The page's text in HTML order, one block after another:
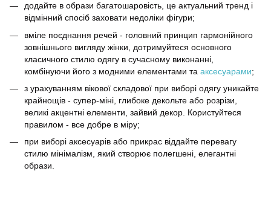
додайте в образи багатошаровість, це актуальний тренд і
відмінний спосіб заховати недоліки фігури;
вміле поєднання речей - головний принцип гармонійного
зовнішнього вигляду жінки, дотримуйтеся основного
класичного стилю одягу в сучасному виконанні,
комбінуючи його з модними елементами та аксесуарами;
з урахуванням вікової складової при виборі одягу уникайте
крайнощів - супер-міні, глибоке декольте або розрізи,
великі акцентні елементи, зайвий декор. Користуйтеся
правилом - все добре в міру;
при виборі аксесуарів або прикрас віддайте перевагу
стилю мінімалізм, який створює полегшені, елегантні
образи.